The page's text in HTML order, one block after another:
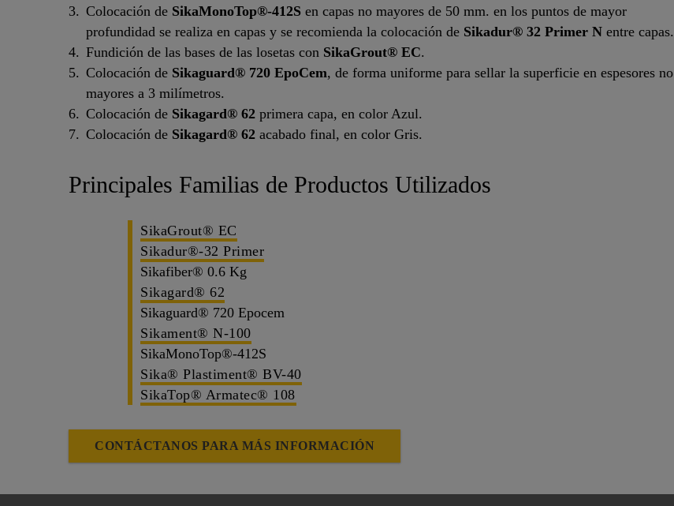
Colocación de SikaMonoTop®-412S en capas no mayores de 50 mm. en los puntos de mayor
profundidad se realiza en capas y se recomienda la colocación de Sikadur® 32 Primer N entre capas.
Fundición de las bases de las losetas con SikaGrout® EC.
Colocación de Sikaguard® 720 EpoCem, de forma uniforme para sellar la superficie en espesores no
mayores a 3 milímetros.
Colocación de Sikagard® 62 primera capa, en color Azul.
Colocación de Sikagard® 62 acabado final, en color Gris.
Principales Familias de Productos Utilizados
SikaGrout® EC
Sikadur®-32 Primer
Sikafiber® 0.6 Kg
Sikagard® 62
Sikaguard® 720 Epocem
Sikament® N-100
SikaMonoTop®-412S
Sika® Plastiment® BV-40
SikaTop® Armatec® 108
CONTÁCTANOS PARA MÁS INFORMACIÓN